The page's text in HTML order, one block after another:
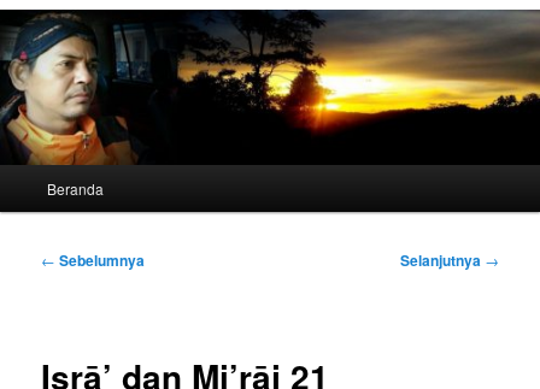
Beranda
Navigasi
← Sebelumnya Selanjutnya →
Isrā’ dan Mi’rāj 21